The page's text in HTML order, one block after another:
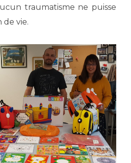
traumatisme ne puisse
vie.